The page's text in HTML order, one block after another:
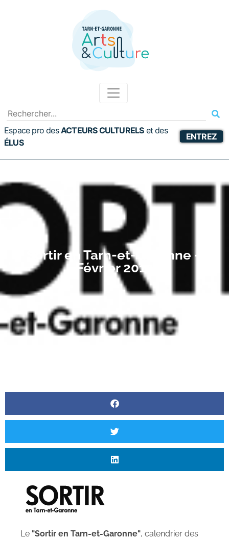
Espace pro desACTEURS CULTURELS etdes
ÉLUS
ENTREZ
Sortir en Tarn-et-Garonne –
Février 2019
Le "Sortir en Tarn-et-Garonne", calendrier des